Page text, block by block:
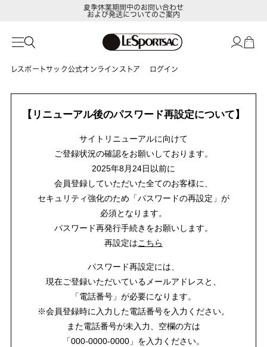
夏季休業期間中のお問い合わせ
および発送についてのご案内
レスポートサック公式オンラインストア ログイン
【リニューアル後のパスワード再設定について】
サイトリニューアルに向けて
ご登録状況の確認をお願いしております。
2025年8月24日以前に
会員登録していただいた全てのお客様に、
セキュリティ強化のため「パスワードの再設定」が
必須となります。
パスワード再発行手続きをお願いします。
再設定はこちら
パスワード再設定には、
現在ご登録いただいているメールアドレスと、
「電話番号」が必要になります。
※会員登録時に入力した電話番号を入力ください。
また電話番号が未入力、空欄の方は
「000-0000-0000」を入力ください。